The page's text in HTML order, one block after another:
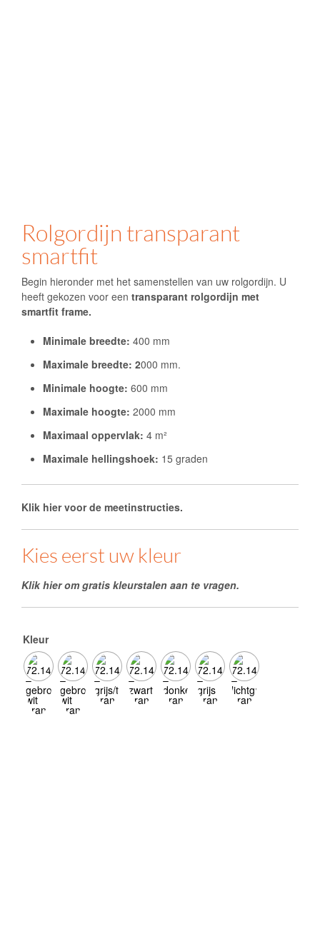
Rolgordijn transparant
smartfit
Begin hieronder met het samenstellen van uw rolgordijn. U
heeft gekozen voor een transparant rolgordijn met
smartfit frame.
Minimale breedte: 400 mm
Maximale breedte: 2000 mm.
Minimale hoogte: 600 mm
Maximale hoogte: 2000 mm
Maximaal oppervlak: 4 m²
Maximale hellingshoek: 15 graden
Klik hier voor de meetinstructies.
Kies eerst uw kleur
Klik hier om gratis kleurstalen aan te vragen.
Kleur